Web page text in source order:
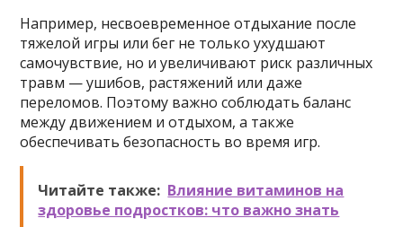
Например, несвоевременное отдыхание после
тяжелой игры или бег не только ухудшают
самочувствие, но и увеличивают риск различных
травм — ушибов, растяжений или даже
переломов. Поэтому важно соблюдать баланс
между движением и отдыхом, а также
обеспечивать безопасность во время игр.
Читайте также: Влияние витаминов на
здоровье подростков: что важно знать